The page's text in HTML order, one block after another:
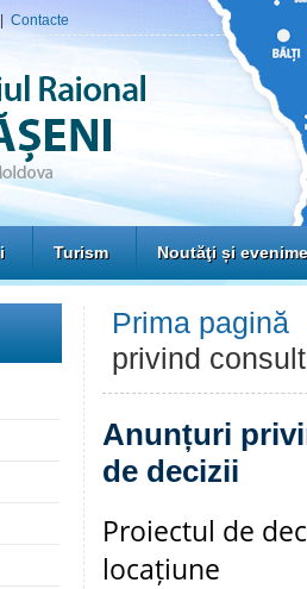
Contacte
Turism Noutăţi și
Prima pagină
privind
Anunțuri
de decizii
Proiectul de
locațiune